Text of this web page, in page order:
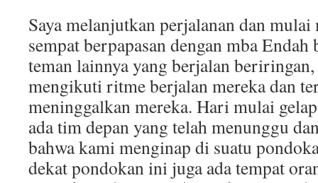
Saya melanjutkan perjalanan dan
sempat berpapasan dengan mba Endah
teman lainnya yang berjalan
mengikuti ritme berjalan mereka dan
meninggalkan mereka. Hari mulai
ada tim depan yang telah menunggu
bahwa kami menginap di suatu
dekat pondokan ini juga ada tempat